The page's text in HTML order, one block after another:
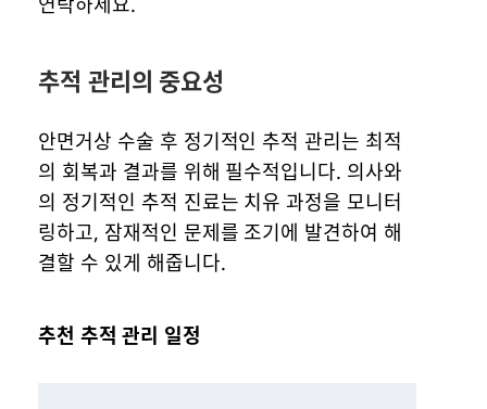
추적 관리의 중요성
안면거상 수술 후 정기적인 추적 관리는 최적
의 회복과 결과를 위해 필수적입니다. 의사와
의 정기적인 추적 진료는 치유 과정을 모니터
링하고, 잠재적인 문제를 조기에 발견하여 해
결할 수 있게 해줍니다.
추천 추적 관리 일정